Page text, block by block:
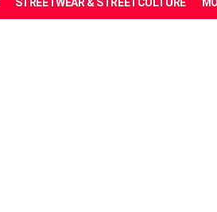
STREETWEAR & STREETCULTURE